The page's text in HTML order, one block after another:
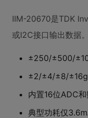
IIM-20670是TDK
或I2C接口输出数据
±250/±500/
±2/±4/±8/±16g
内置16位ADC
典型功耗仅